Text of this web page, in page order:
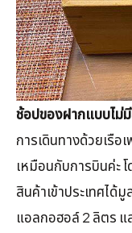
ช้อปของฝากแบบไม่
การเดินทางด้วยเรือ
เหมือนกับการบินค่ะ
สินค้าเข้าประเทศได้
แอลกอฮอล์ 2 ลิตร